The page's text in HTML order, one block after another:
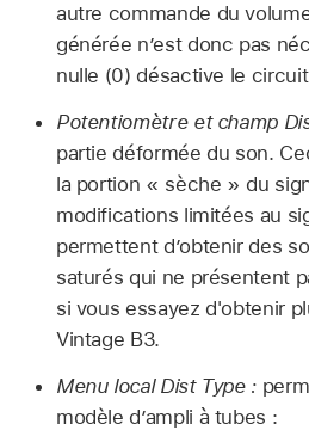
autre commande du
générée n’est donc pas
nulle (0) désactive le
Potentiomètre et champ
partie déformée du son.
la portion « sèche » du
modifications limitées au
permettent d’obtenir des
saturés qui ne présentent
si vous essayez d'obtenir
Vintage B3.
Menu local Dist Type :
modèle d’ampli à tubes :